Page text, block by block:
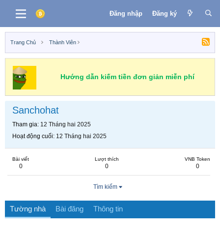
Đăng nhập Đăng ký
Trang Chủ Thành Viên
Hướng dẫn kiếm tiền đơn giản miễn phí
Sanchohat
Tham gia 12 Tháng hai 2025
Hoạt động cuối 12 Tháng hai 2025
Bài viết
0
Lượt thích
0
VNB Token
0
Tìm kiếm
Tường nhà Bài đăng Thông tin